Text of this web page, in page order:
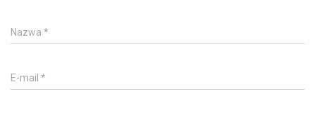
Nazwa *
E-mail *